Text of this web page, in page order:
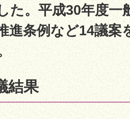
た。平成30年度一
進条例など14議案
結果